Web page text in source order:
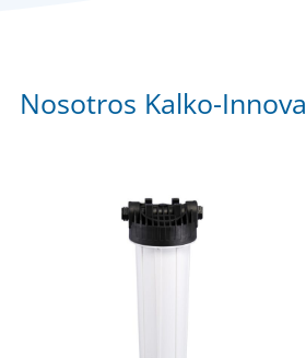
Nosotros Kalko-Innova